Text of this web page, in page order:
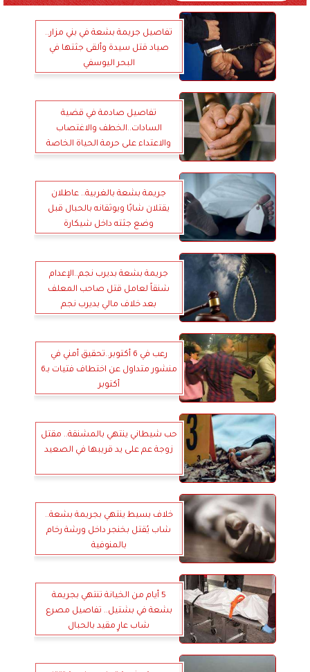
تفاصيل جريمة بشعة في بني مزار..
صياد قتل سيدة وألقى جثتها في
البحر اليوسفي
تفاصيل صادمة في قضية
السادات..الخطف والاغتصاب
والاعتداء على حرمة الحياة الخاصة
جريمة بشعة بالغربية.. عاطلان
يقتلان شابًا ويوثقانه بالحبال قبل
وضع جثته داخل شيكارة
جريمة بشعة بديرب نجم..الإعدام
شنقاً لعامل قتل صاحب المعلف
بعد خلاف مالي بديرب نجم
رعب في 6 أكتوبر..تحقيق أمني في
منشور متداول عن اختطاف فتيات بـ6
أكتوبر
حب شيطاني ينتهي بالمشنقة.. مقتل
زوجة عم على يد قريبها في الصعيد
خلاف بسيط ينتهي بجريمة بشعة..
شاب يُقتل بخنجر داخل ورشة رخام
بالمنوفية
5 أيام من الخيانة تنتهي بجريمة
بشعة في بشتيل.. تفاصيل مصرع
شاب عارٍ مقيد بالحبال